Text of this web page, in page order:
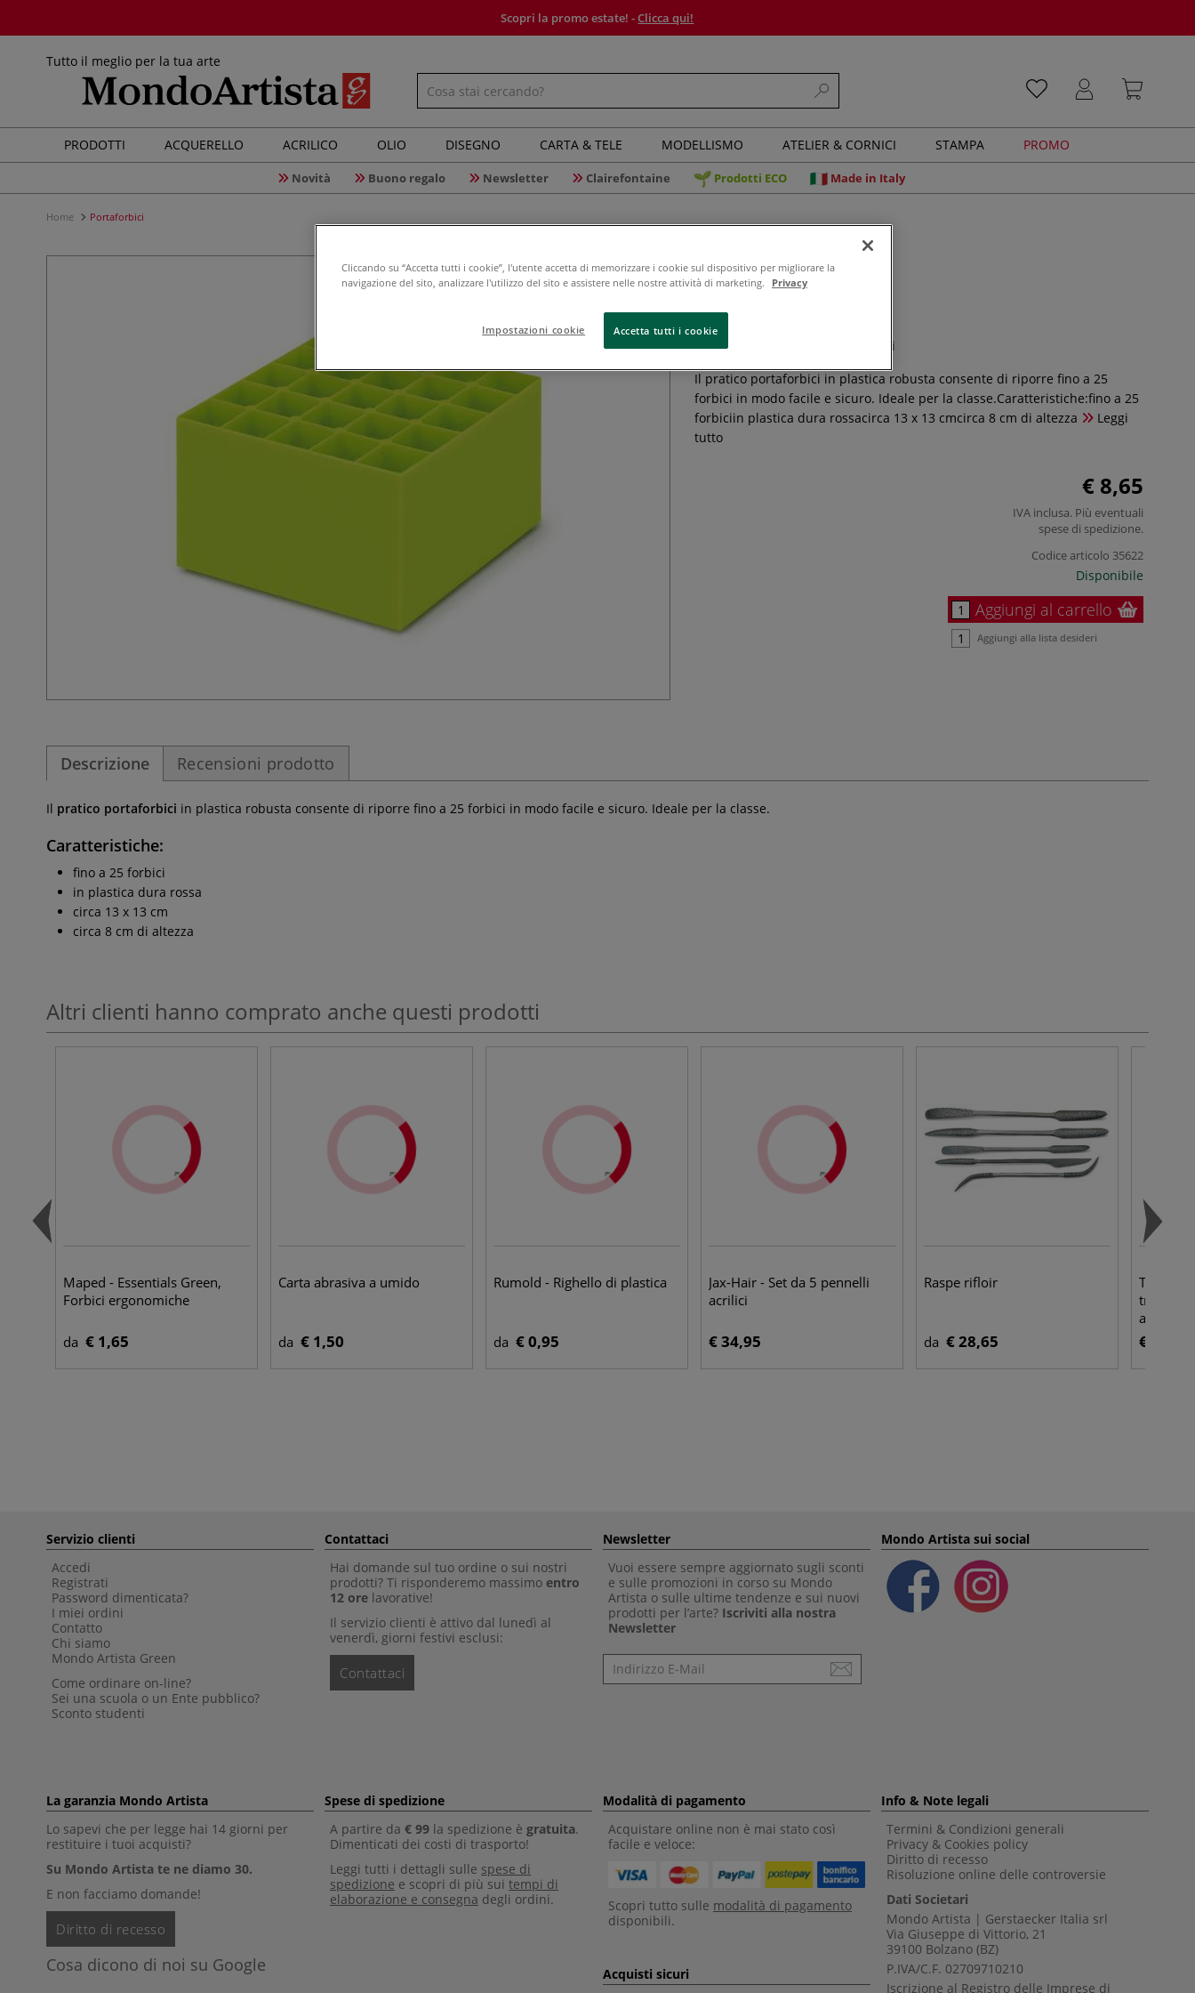
Scopri la promo estate! -Clicca qui!
Tutto il meglio per la tua arte
PRODOTTI ACQUERELLO ACRILICO OLIO DISEGNO CARTA & TELE MODELLISMO ATELIER & CORNICI STAMPA PROMO
Novità Buono regalo Newsletter Clairefontaine Prodotti ECO Made in Italy
Home Portaforbici
Portaforbici
0 recensioni
Il pratico portaforbici in plastica robusta consente di riporre fino a 25
forbici in modo facile e sicuro. Ideale per la classe.Caratteristiche:fino a 25
forbiciin plastica dura rossacirca 13 x 13 cmcirca 8 cm di altezza
Leggi
tutto
€ 8,65
IVA inclusa. Più eventuali
spese di spedizione.
Codice articolo 35622
Disponibile
Aggiungi al carrello
Aggiungi alla lista desideri
Descrizione Recensioni prodotto
Il pratico portaforbici in plastica robusta consente di riporre fino a 25 forbici in modo facile e sicuro. Ideale per la classe.
Caratteristiche:
fino a 25 forbici
in plastica dura rossa
circa 13 x 13 cm
circa 8 cm di altezza
Altri clienti hanno comprato anche questi prodotti
Maped - Essentials Green,
Forbici ergonomiche
da € 1,65
Carta abrasiva a umido
da € 1,50
Rumold - Righello di plastica
da € 0,95
Jax-Hair - Set da 5 pennelli
acrilici
€ 34,95
Raspe rifloir
da € 28,65
Tesa -
adesivo
€ 4,60
Servizio clienti
Accedi
Registrati
Password dimenticata?
I miei ordini
Contatto
Chi siamo
Mondo Artista Green
Come ordinare on-line?
Sei una scuola o un Ente pubblico?
Sconto studenti
Contattaci
Hai domande sul tuo ordine o sui nostri
prodotti? Ti risponderemo massimo entro
12 ore lavorative!
Il servizio clienti è attivo dal lunedì al
venerdì, giorni festivi esclusi:
Contattaci
Newsletter
Vuoi essere sempre aggiornato sugli sconti
e sulle promozioni in corso su Mondo
Artista o sulle ultime tendenze e sui nuovi
prodotti per l’arte? Iscriviti alla nostra
Newsletter
Newsletter
Mondo Artista sui social
La garanzia Mondo Artista
Lo sapevi che per legge hai 14 giorni per
restituire i tuoi acquisti?
Su Mondo Artista te ne diamo 30.
E non facciamo domande!
Diritto di recesso
Cosa dicono di noi su Google
Spese di spedizione
A partire da € 99 la spedizione è gratuita.
Dimenticati dei costi di trasporto!
Leggi tutti i dettagli sulle spese di
spedizione e scopri di più sui tempi di
elaborazione e consegna degli ordini.
Modalità di pagamento
Acquistare online non è mai stato così
facile e veloce:
Scopri tutto sulle modalità di pagamento
disponibili.
Info & Note legali
Termini & Condizioni generali
Privacy & Cookies policy
Diritto di recesso
Risoluzione online delle controversie
Dati Societari
Mondo Artista | Gerstaecker Italia srl
Via Giuseppe di Vittorio, 21
39100 Bolzano (BZ)
P.IVA/C.F. 02709710210
Iscrizione al Registro delle Imprese di
Acquisti sicuri
Cliccando su “Accetta tutti i cookie”, l'utente accetta di memorizzare i cookie sul dispositivo per migliorare la
navigazione del sito, analizzare l'utilizzo del sito e assistere nelle nostre attività di marketing.
Privacy
Impostazioni cookie Accetta tutti i cookie